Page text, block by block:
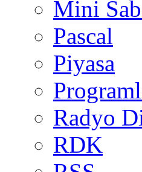
Mini
Pascal
Piyasa
Radyo
RDK